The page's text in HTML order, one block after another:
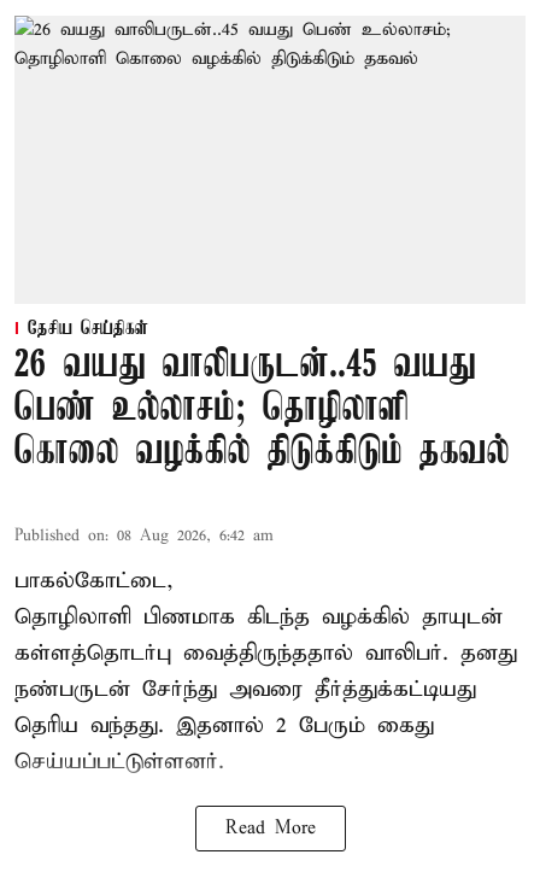
தேசிய செய்திகள்
26 வயது வாலிபருடன்..45 வயது
பெண் உல்லாசம்; தொழிலாளி
கொலை வழக்கில் திடுக்கிடும் தகவல்
Published on: 08 Aug 2026, 6:42 am
பாகல்கோட்டை,
தொழிலாளி பிணமாக கிடந்த வழக்கில் தாயுடன்
கள்ளத்தொடர்பு வைத்திருந்ததால் வாலிபர். தனது
நண்பருடன் சேர்ந்து அவரை தீர்த்துக்கட்டியது
தெரிய வந்தது. இதனால் 2 பேரும் கைது
செய்யப்பட்டுள்ளனர்.
Read More